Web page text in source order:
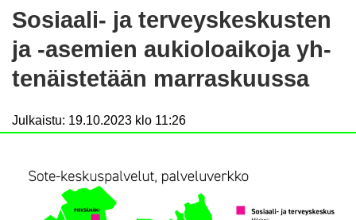
Sosiaali-​ ja ter­veys­kes­kus­ten
ja -​asemien au­kio­loai­ko­ja yh­
te­näis­te­tään mar­ras­kuus­sa
Julkaistu: 19.10.2023 klo 11:26